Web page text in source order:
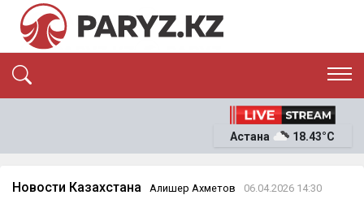
ЭКОНОМИКА
ОҚИҒА
Астана 18.43°C
Новости Казахстана Алишер Ахметов 06.04.2026 14:30